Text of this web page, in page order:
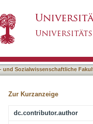
dynamic
und Sozialwissenschaftliche
Zur Kurzanzeige
dc.contributor.author